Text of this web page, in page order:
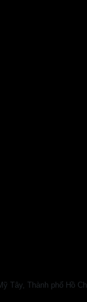
Tây, Thành phố Hồ